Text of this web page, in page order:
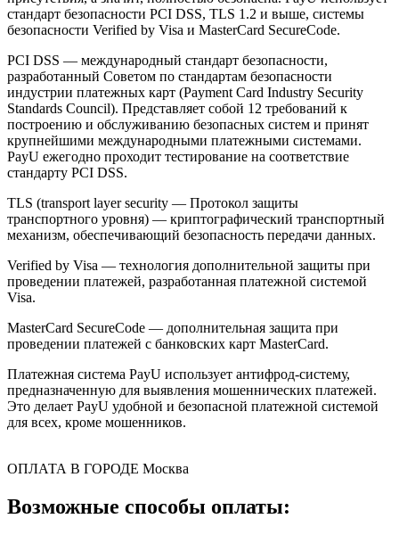
стандарт безопасности PCI DSS, TLS 1.2 и выше, системы
безопасности Verified by Visa и MasterCard SecureCode.
PCI DSS — международный стандарт безопасности,
разработанный Советом по стандартам безопасности
индустрии платежных карт (Payment Card Industry Security
Standards Council). Представляет собой 12 требований к
построению и обслуживанию безопасных систем и принят
крупнейшими международными платежными системами.
PayU ежегодно проходит тестирование на соответствие
стандарту PCI DSS.
TLS (transport layer security — Протокол защиты
транспортного уровня) — криптографический транспортный
механизм, обеспечивающий безопасность передачи данных.
Verified by Visa — технология дополнительной защиты при
проведении платежей, разработанная платежной системой
Visa.
MasterCard SecureCode — дополнительная защита при
проведении платежей с банковских карт MasterCard.
Платежная система PayU использует антифрод-систему,
предназначенную для выявления мошеннических платежей.
Это делает PayU удобной и безопасной платежной системой
для всех, кроме мошенников.
ОПЛАТА В ГОРОДЕ Москва
Возможные способы оплаты: